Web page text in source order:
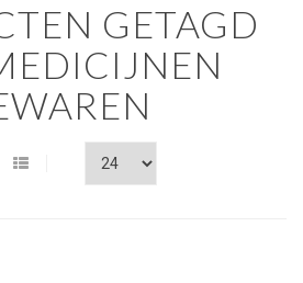
GETAGD